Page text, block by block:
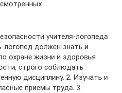
учителя-логопеда
логопед должен знать и
охране жизни и здоровья
строго соблюдать
дисциплину. 2. Изучать и
приемы труда. 3.